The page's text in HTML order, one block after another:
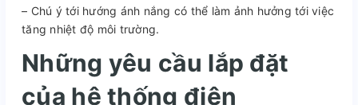
– Chú ý tới hướng ánh nắng có thể làm ảnh hưởng tới việc
tăng nhiệt độ môi trường.
Những yêu cầu lắp đặt
của hệ thống điện